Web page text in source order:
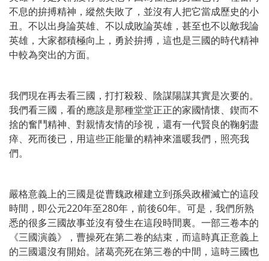
不息的拚搏精神，縱然失敗了，並沒有人把它當成歷史的小
丑。不以出身論英雄、不以成敗論英雄，甚至也不以敵我論
英雄，大家都積極向上，勇於拚搏，這也是三國的時代精神
中較為突出的方面。
我們現在再去看三國，打打殺殺、陰謀陽謀其實是次要的。
我們看三國，看的應該是那種堂堂正正的家國情懷、鍥而不
捨的奮鬥精神、對親情友情的珍視，還有一代賢良的鞠躬盡
瘁、死而後已，用這些正能量的精神來溫暖我們，照亮我
們。
嚴格意義上的三國是從曹魏政權建立到孫吳政權滅亡的這段
時間，即公元220年至280年，前後60年。可是，我們所熟
悉的很多三國故事並沒有發生在這段時間裏。一部三卷本的
《三國演義》，曹操死在第二卷的結束，而這時真正意義上
的三國還沒有開始。諸葛亮死在第三卷的中間，這時三國也